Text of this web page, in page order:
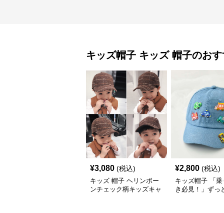
キッズ帽子 キッズ 帽子のお
¥3,080 (税込)
キッズ 帽子 ヘリンボー
ンチェック柄キッズキャ
¥2,800 (税込)
キッズ帽子 「
き必見！」ずっ